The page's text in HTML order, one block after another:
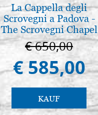
La Cappella degli
Scrovegni a Padova -
The Scrovegni Chapel
in Padua
€ 650,00
€ 585,00
KAUF